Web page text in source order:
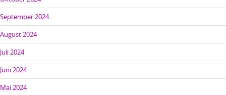
September 2024
August 2024
Juli 2024
Juni 2024
Mai 2024